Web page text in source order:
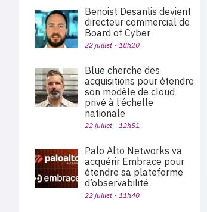
Benoist Desanlis devient
directeur commercial de
Board of Cyber
22 juillet - 18h20
Blue cherche des
acquisitions pour étendre
son modèle de cloud
privé à l’échelle
nationale
22 juillet - 12h51
Palo Alto Networks va
acquérir Embrace pour
étendre sa plateforme
d’observabilité
22 juillet - 11h40